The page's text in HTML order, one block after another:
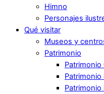
Himno
Personajes
Qué visitar
Museos y
Patrimonio
Patrimonio
Patrimonio
Patrimonio